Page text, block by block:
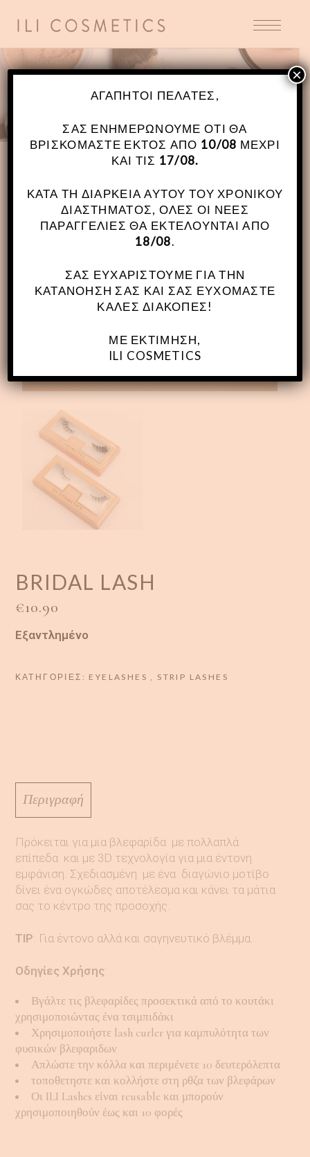
ΚΑΤΑΣΤΗΜΑ
Sold
BRIDAL LASH
€10.90
Εξαντλημένο
ΚΑΤΗΓΟΡΊΕΣ: EYELASHES, STRIP LASHES
Περιγραφή
Πρόκειται για μια βλεφαρίδα με πολλαπλά
επίπεδα και με 3D τεχνολογία για μια έντονη
εμφάνιση. Σχεδιασμένη με ένα διαγώνιο μοτίβο
δίνει ένα ογκώδες αποτέλεσμα και κάνει τα μάτια
σας το κέντρο της προσοχής.
TIP: Για έντονο αλλά και σαγηνευτικό βλέμμα.
Οδηγίες Χρήσης:
Βγάλτε τις βλεφαρίδες προσεκτικά από το κουτάκι
χρησιμοποιώντας ένα τσιμπιδάκι
Χρησιμοποιήστε lash curler για καμπυλότητα των
φυσικών βλεφαριδων
Απλώστε την κόλλα και περιμένετε 10 δευτερόλεπτα
τοποθετηστε και κολλήστε στη ρθζα των βλεφάρων
Οι ILI Lashes είναι reusable και μπορούν
χρησιμοποιηθούν έως και 10 φορές
ΑΓΑΠΗΤΟΊ ΠΕΛΆΤΕΣ,
ΣΑΣ ΕΝΗΜΕΡΏΝΟΥΜΕ ΌΤΙ ΘΑ
ΒΡΙΣΚΌΜΑΣΤΕ ΕΚΤΌΣ ΑΠΌ 10/08 ΜΈΧΡΙ
ΚΑΙ ΤΙΣ 17/08.
ΚΑΤΆ ΤΗ ΔΙΆΡΚΕΙΑ ΑΥΤΟΎ ΤΟΥ ΧΡΟΝΙΚΟΎ
ΔΙΑΣΤΉΜΑΤΟΣ, ΌΛΕΣ ΟΙ ΝΈΕΣ
ΠΑΡΑΓΓΕΛΊΕΣ ΘΑ ΕΚΤΕΛΟΎΝΤΑΙ ΑΠΌ
18/08.
ΣΑΣ ΕΥΧΑΡΙΣΤΟΎΜΕ ΓΙΑ ΤΗΝ
ΚΑΤΑΝΌΗΣΉ ΣΑΣ ΚΑΙ ΣΑΣ ΕΥΧΌΜΑΣΤΕ
ΚΑΛΈΣ ΔΙΑΚΟΠΈΣ!
ΜΕ ΕΚΤΊΜΗΣΗ,
ILI COSMETICS
×